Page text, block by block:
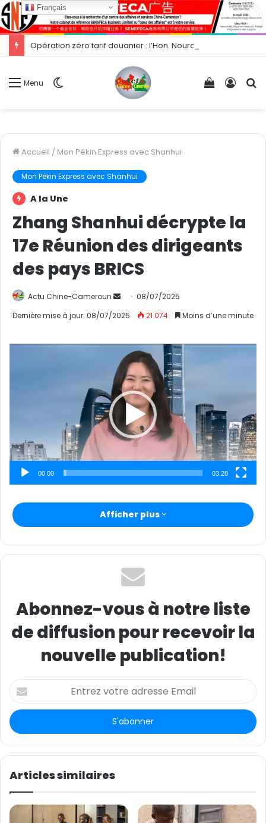
Menu
Voir
Accueil / Mon Pékin Express avec Shanhui
Mon Pékin Express avec Shanhui
A la Une
Zhang Shanhui décrypte la
17e Réunion des dirigeants
des pays BRICS
Actu Chine-Cameroun
n
r
u
o
r
e
l
08/07/2025
Dernière mise à jour: 08/07/2025
21 074 Moins d’une minute
00:00 03:28
Afficher plus
Abonnez-vous à notre liste
de diffusion pour recevoir la
nouvelle publication!
E
n
r
e
z
o
r
e
Articles similaires
Français